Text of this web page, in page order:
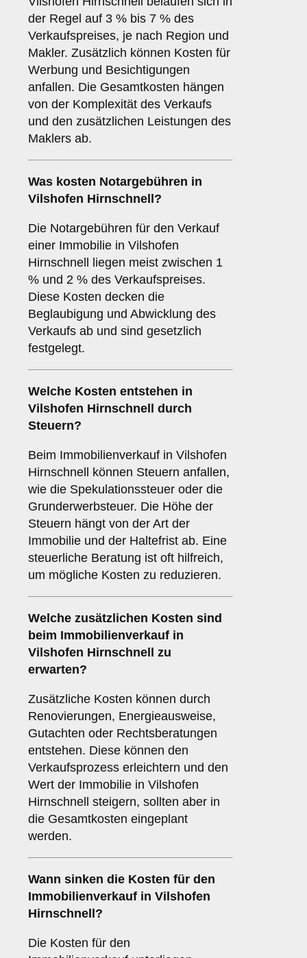
der Regel auf 3 % bis 7 % des
Verkaufspreises, je nach Region und
Makler. Zusätzlich können Kosten für
Werbung und Besichtigungen
anfallen. Die Gesamtkosten hängen
von der Komplexität des Verkaufs
und den zusätzlichen Leistungen des
Maklers ab.
Was kosten Notargebühren in
Vilshofen Hirnschnell?
Die Notargebühren für den Verkauf
einer Immobilie in Vilshofen
Hirnschnell liegen meist zwischen 1
% und 2 % des Verkaufspreises.
Diese Kosten decken die
Beglaubigung und Abwicklung des
Verkaufs ab und sind gesetzlich
festgelegt.
Welche Kosten entstehen in
Vilshofen Hirnschnell durch
Steuern?
Beim Immobilienverkauf in Vilshofen
Hirnschnell können Steuern anfallen,
wie die Spekulationssteuer oder die
Grunderwerbsteuer. Die Höhe der
Steuern hängt von der Art der
Immobilie und der Haltefrist ab. Eine
steuerliche Beratung ist oft hilfreich,
um mögliche Kosten zu reduzieren.
Welche zusätzlichen Kosten sind
beim Immobilienverkauf in
Vilshofen Hirnschnell zu
erwarten?
Zusätzliche Kosten können durch
Renovierungen, Energieausweise,
Gutachten oder Rechtsberatungen
entstehen. Diese können den
Verkaufsprozess erleichtern und den
Wert der Immobilie in Vilshofen
Hirnschnell steigern, sollten aber in
die Gesamtkosten eingeplant
werden.
Wann sinken die Kosten für den
Immobilienverkauf in Vilshofen
Hirnschnell?
Die Kosten für den